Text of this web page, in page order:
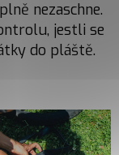
nezaschne.
jestli se
do pláště.